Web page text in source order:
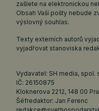
zašlete na elektronickou
Obsah Vaší pošty nebude
výslovný souhlas.
Texty externích autorů
vyjadřovat stanoviska
Vydavatel: SH media, spol.
IČ: 26150875
Kloknerova 2212, 148 00
Šéfredaktor: Jan Ferenc